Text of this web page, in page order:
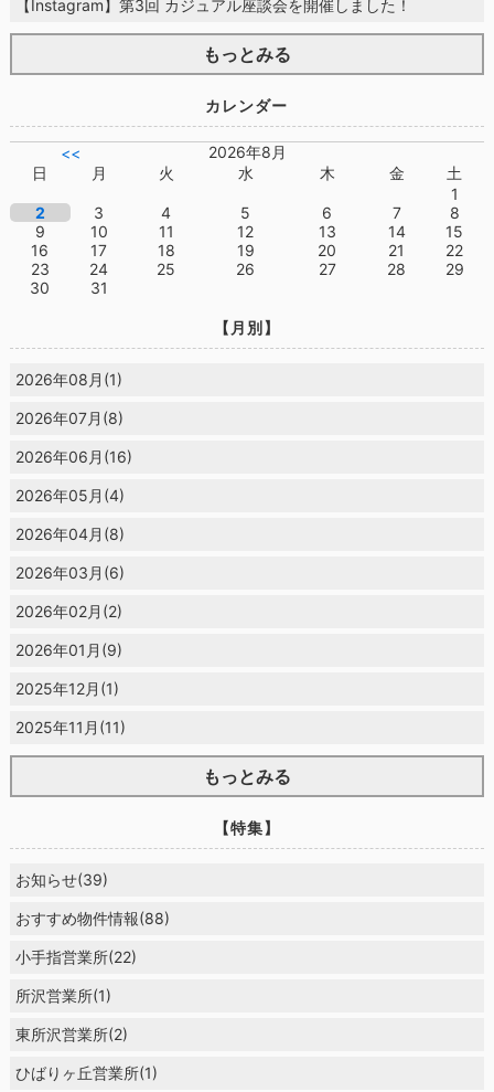
【Instagram】第3回 カジュアル座談会を開催しました！
もっとみる
カレンダー
<<
2026年8月
日
月 火 水 木 金
土
1
2
3 4 5 6 7
8
9
10 11 12 13 14
15
16
17 18 19 20 21
22
23
24 25 26 27 28
29
30
31
【月別】
2026年08月(1)
2026年07月(8)
2026年06月(16)
2026年05月(4)
2026年04月(8)
2026年03月(6)
2026年02月(2)
2026年01月(9)
2025年12月(1)
2025年11月(11)
もっとみる
【特集】
お知らせ(39)
おすすめ物件情報(88)
小手指営業所(22)
所沢営業所(1)
東所沢営業所(2)
ひばりヶ丘営業所(1)